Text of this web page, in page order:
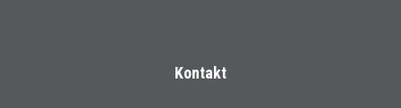
Kontakt